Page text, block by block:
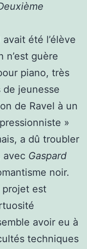
avait été l’élève
n’est guère
piano, très
jeunesse
de Ravel à un
»
a dû troubler
avec Gaspard
noir.
projet est
avoir eu à
techniques